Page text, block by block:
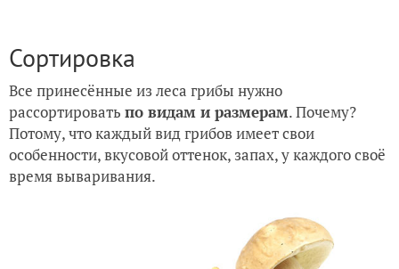
Сортировка
Все принесённые из леса грибы нужно
рассортировать по видам и размерам. Почему?
Потому, что каждый вид грибов имеет свои
особенности, вкусовой оттенок, запах, у каждого своё
время вываривания.